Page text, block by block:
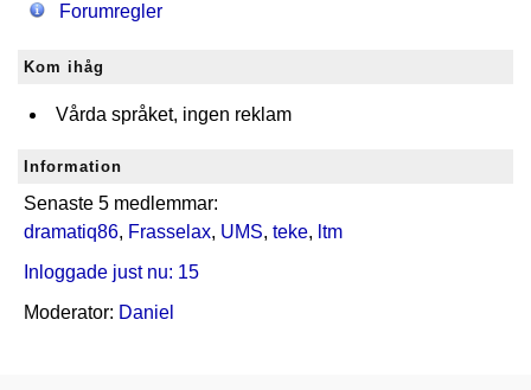
Forumregler
Kom ihåg
Vårda språket, ingen reklam
Information
Senaste 5 medlemmar:
dramatiq86, Frasselax, UMS, teke, ltm
Inloggade just nu: 15
Moderator: Daniel